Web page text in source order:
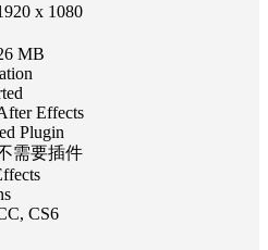
x 1080
MB
Effects
Plugin
需要插件
, CS6